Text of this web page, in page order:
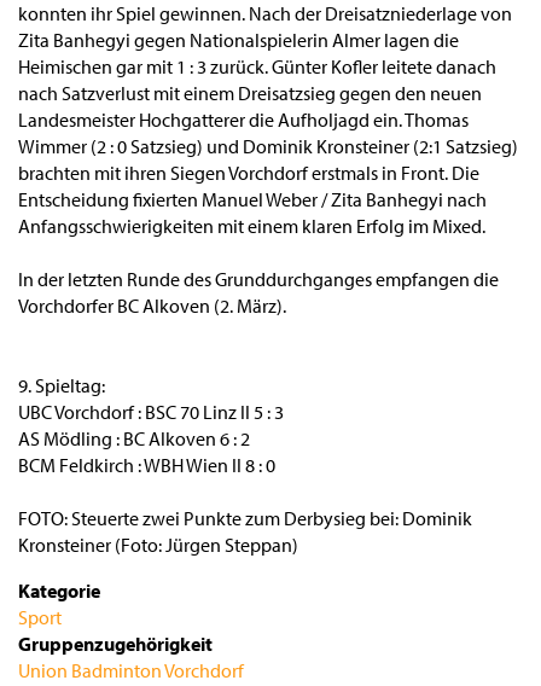
konnten ihr Spiel gewinnen. Nach der Dreisatzniederlage von
Zita Banhegyi gegen Nationalspielerin Almer lagen die
Heimischen gar mit 1 : 3 zurück. Günter Kofler leitete danach
nach Satzverlust mit einem Dreisatzsieg gegen den neuen
Landesmeister Hochgatterer die Aufholjagd ein. Thomas
Wimmer (2 : 0 Satzsieg) und Dominik Kronsteiner (2:1 Satzsieg)
brachten mit ihren Siegen Vorchdorf erstmals in Front. Die
Entscheidung fixierten Manuel Weber / Zita Banhegyi nach
Anfangsschwierigkeiten mit einem klaren Erfolg im Mixed.
In der letzten Runde des Grunddurchganges empfangen die
Vorchdorfer BC Alkoven (2. März).
9. Spieltag:
UBC Vorchdorf : BSC 70 Linz II 5 : 3
AS Mödling : BC Alkoven 6 : 2
BCM Feldkirch : WBH Wien II 8 : 0
FOTO: Steuerte zwei Punkte zum Derbysieg bei: Dominik
Kronsteiner (Foto: Jürgen Steppan)
Kategorie
Sport
Gruppenzugehörigkeit
Union Badminton Vorchdorf